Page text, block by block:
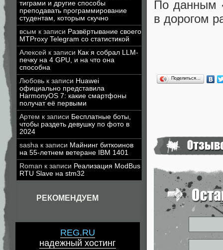
тиграми и другие способы
преподавать программирование
студентам, которым скучно
всым к записи Развёртывание своего
MTProxy Telegram со статистикой
Алексей к записи Как я собрал LLM-
печку на 4 GPU, и на что она
способна
Любовь к записи Huawei
официально представила
HarmonyOS 7: какие смартфоны
получат её первыми
Артем к записи Бесплатные боты,
чтобы раздеть девушку по фото в
2024
sasha к записи Майнинг биткоинов
на 55-летнем ветеране IBM 1401
Roman к записи Реализация ModBus
RTU Slave на stm32
РЕКОМЕНДУЕМ
REG.RU
надежный хостинг
По данным
в дорогом
Поделиться…